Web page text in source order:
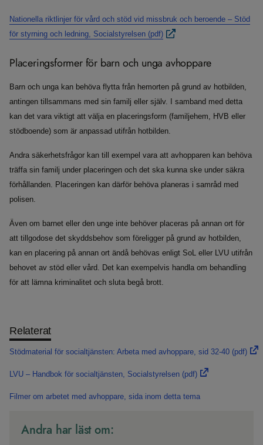
Nationella riktlinjer för vård och stöd vid missbruk och beroende – Stöd
för styrning och ledning, Socialstyrelsen (pdf)
Placeringsformer för barn och unga avhoppare
Barn och unga kan behöva flytta från hemorten på grund av hotbilden,
antingen tillsammans med sin familj eller själv. I samband med detta
kan det vara viktigt att välja en placeringsform (familjehem, HVB eller
stödboende) som är anpassad utifrån hotbilden.
Andra säkerhetsfrågor kan till exempel vara att avhopparen kan behöva
träffa sin familj under placeringen och det ska kunna ske under säkra
förhållanden. Placeringen kan därför behöva planeras i samråd med
polisen.
Även om barnet eller den unge inte behöver placeras på annan ort för
att tillgodose det skyddsbehov som föreligger på grund av hotbilden,
kan en placering på annan ort ändå behövas enligt SoL eller LVU utifrån
behovet av stöd eller vård. Det kan exempelvis handla om behandling
för att lämna kriminalitet och sluta begå brott.
Relaterat
Stödmaterial för socialtjänsten: Arbeta med avhoppare, sid 32-40 (pdf)
LVU – Handbok för socialtjänsten, Socialstyrelsen (pdf)
Filmer om arbetet med avhoppare, sida inom detta tema
Andra har läst om: